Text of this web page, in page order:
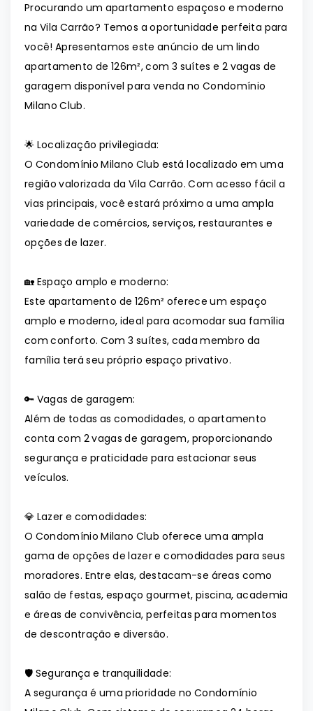
Procurando um apartamento espaçoso e moderno
na Vila Carrão? Temos a oportunidade perfeita para
você! Apresentamos este anúncio de um lindo
apartamento de 126m², com 3 suítes e 2 vagas de
garagem disponível para venda no Condomínio
Milano Club.
🌟 Localização privilegiada:
O Condomínio Milano Club está localizado em uma
região valorizada da Vila Carrão. Com acesso fácil a
vias principais, você estará próximo a uma ampla
variedade de comércios, serviços, restaurantes e
opções de lazer.
🏡 Espaço amplo e moderno:
Este apartamento de 126m² oferece um espaço
amplo e moderno, ideal para acomodar sua família
com conforto. Com 3 suítes, cada membro da
família terá seu próprio espaço privativo.
🔑 Vagas de garagem:
Além de todas as comodidades, o apartamento
conta com 2 vagas de garagem, proporcionando
segurança e praticidade para estacionar seus
veículos.
💎 Lazer e comodidades:
O Condomínio Milano Club oferece uma ampla
gama de opções de lazer e comodidades para seus
moradores. Entre elas, destacam-se áreas como
salão de festas, espaço gourmet, piscina, academia
e áreas de convivência, perfeitas para momentos
de descontração e diversão.
🛡️ Segurança e tranquilidade:
A segurança é uma prioridade no Condomínio